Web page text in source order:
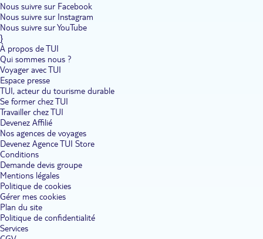
Nous suivre sur Facebook
Nous suivre sur Instagram
Nous suivre sur YouTube
}
À propos de TUI
Qui sommes nous ?
Voyager avec TUI
Espace presse
TUI, acteur du tourisme durable
Se former chez TUI
Travailler chez TUI
Devenez Affilié
Nos agences de voyages
Devenez Agence TUI Store
Conditions
Demande devis groupe
Mentions légales
Politique de cookies
Gérer mes cookies
Plan du site
Politique de confidentialité
Services